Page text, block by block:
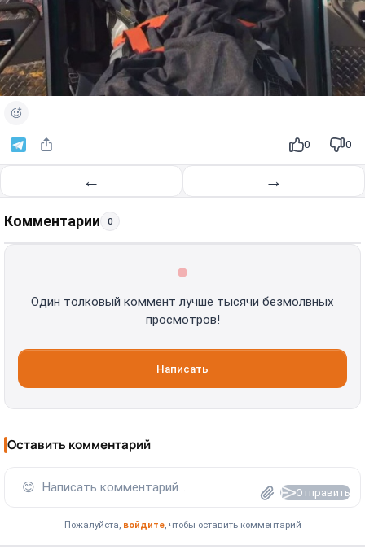
0 0
← →
Комментарии 0
Один толковый коммент лучше тысячи безмолвных
просмотров!
Написать
Оставить комментарий
😊 Написать комментарий... Отправить
Пожалуйста, войдите, чтобы оставить комментарий